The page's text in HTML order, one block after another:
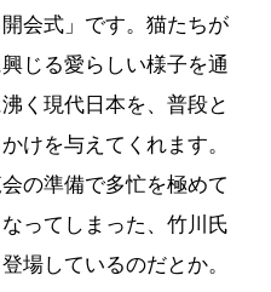
会式」です。猫たちが
じる愛らしい様子を通
く現代日本を、普段と
けを与えてくれます。
の準備で多忙を極めて
ってしまった、竹川氏
場しているのだとか。